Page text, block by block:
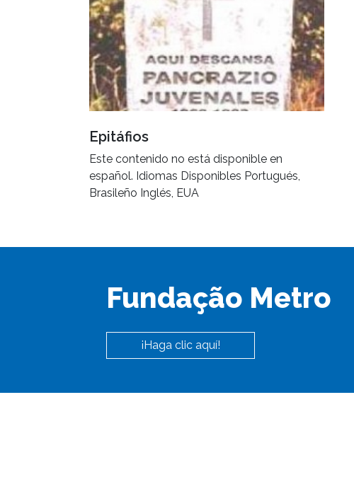
Epitáfios
Este contenido no está disponible en
español. Idiomas Disponibles Portugués,
Brasileño Inglés, EUA
Fundação Metro
¡Haga clic aquí!